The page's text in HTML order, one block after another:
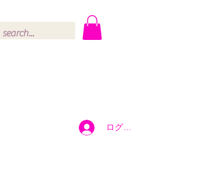
ログイン